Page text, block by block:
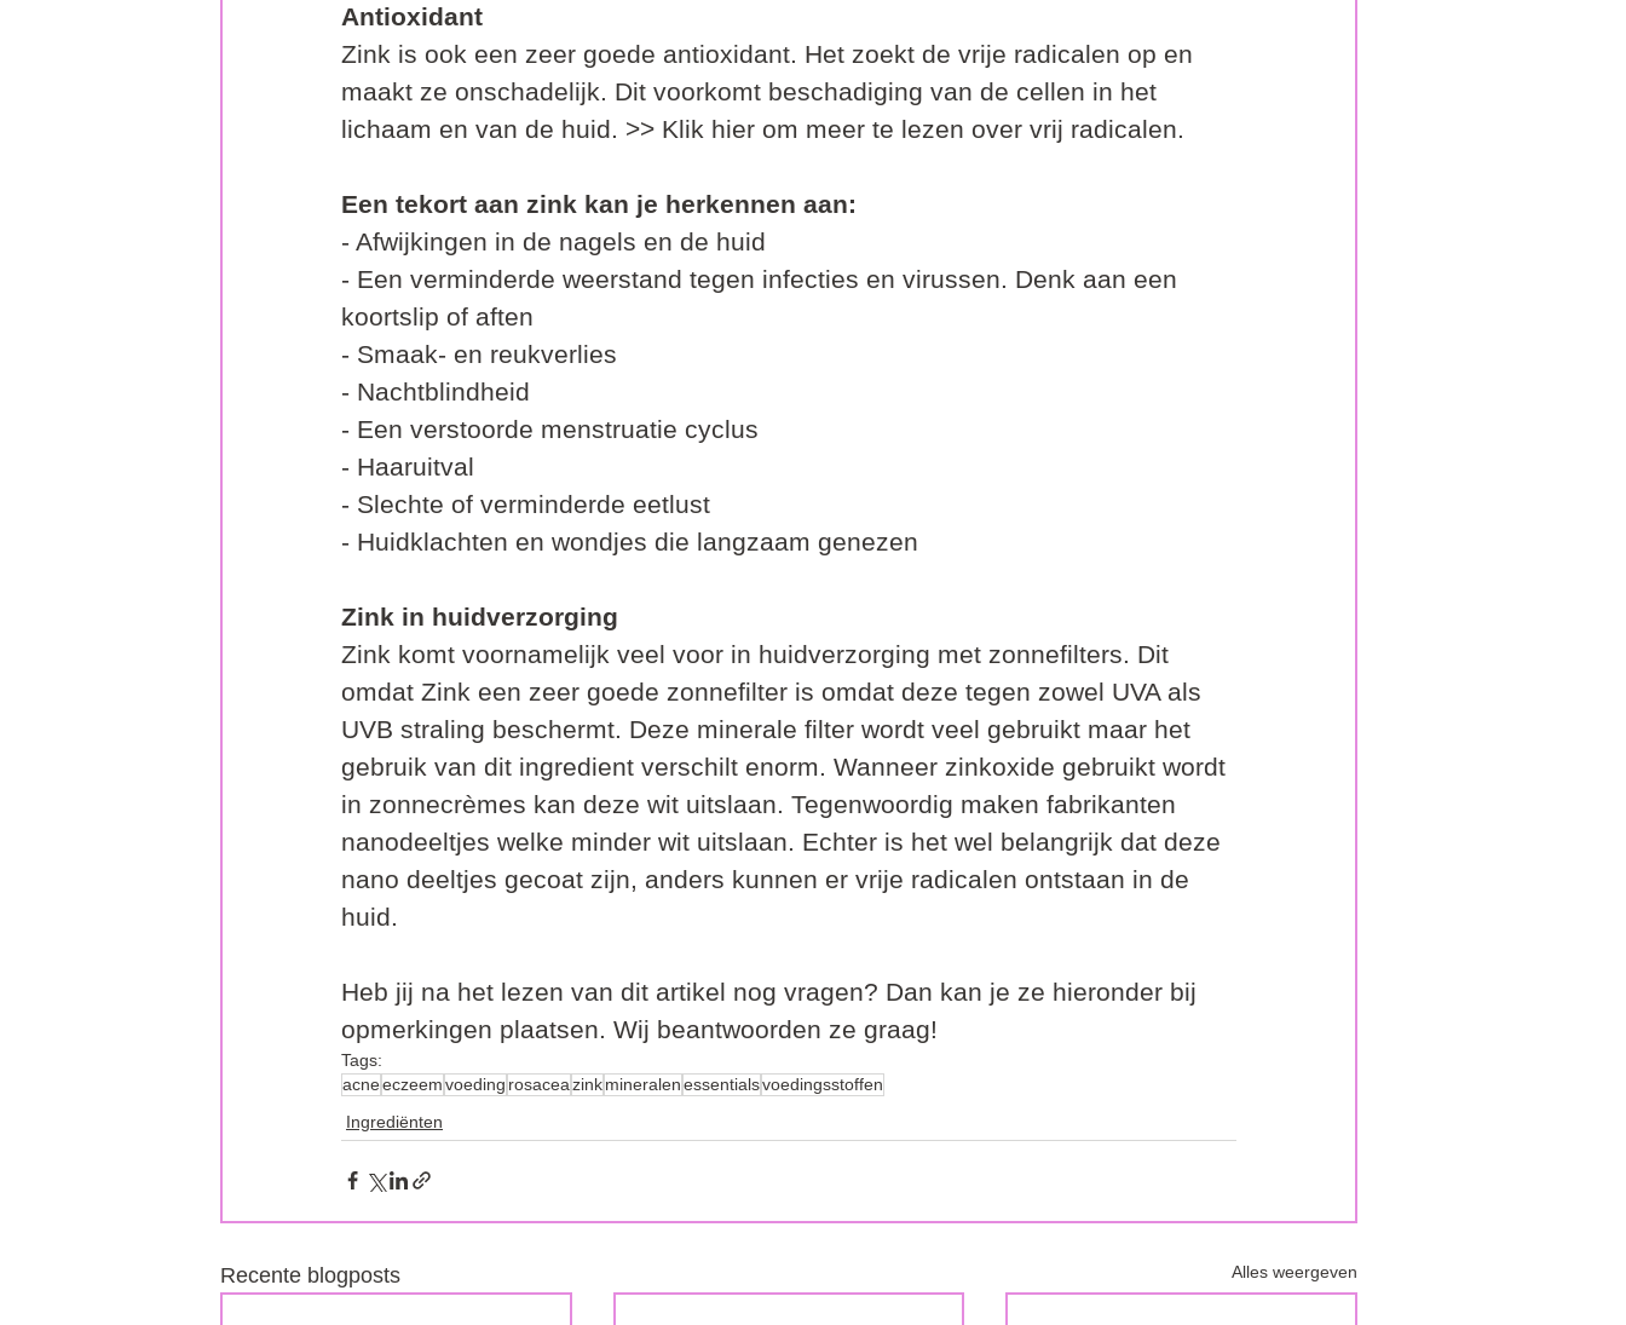
Antioxidant
Zink is ook een zeer goede antioxidant. Het zoekt de vrije radicalen op en
maakt ze onschadelijk. Dit voorkomt beschadiging van de cellen in het
lichaam en van de huid. >> Klik hier om meer te lezen over vrij radicalen.
Een tekort aan zink kan je herkennen aan:
- Afwijkingen in de nagels en de huid
- Een verminderde weerstand tegen infecties en virussen. Denk aan een
koortslip of aften
- Smaak- en reukverlies
- Nachtblindheid
- Een verstoorde menstruatie cyclus
- Haaruitval
- Slechte of verminderde eetlust
- Huidklachten en wondjes die langzaam genezen
Zink in huidverzorging
Zink komt voornamelijk veel voor in huidverzorging met zonnefilters. Dit
omdat Zink een zeer goede zonnefilter is omdat deze tegen zowel UVA als
UVB straling beschermt. Deze minerale filter wordt veel gebruikt maar het
gebruik van dit ingredient verschilt enorm. Wanneer zinkoxide gebruikt wordt
in zonnecrèmes kan deze wit uitslaan. Tegenwoordig maken fabrikanten
nanodeeltjes welke minder wit uitslaan. Echter is het wel belangrijk dat deze
nano deeltjes gecoat zijn, anders kunnen er vrije radicalen ontstaan in de
huid.
Heb jij na het lezen van dit artikel nog vragen? Dan kan je ze hieronder bij
opmerkingen plaatsen. Wij beantwoorden ze graag!
Tags:
acneeczeemvoeding rosaceazinkmineralenessentialsvoedingsstoffen
Ingrediënten
Recente blogposts Alles weergeven